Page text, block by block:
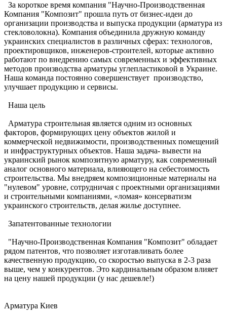
За короткое время компания "Научно-Производственная
Компания "Композит" прошла путь от бизнес-идеи до
организации производства и выпуска продукции (арматура из
стекловолокна). Компания объединила дружную команду
украинских специалистов в различных сферах: технологов,
проектировщиков, инженеров-строителей, которые активно
работают по внедрению самых современных и эффективных
методов производства арматуры углепластиковой в Украине.
Наша команда постоянно совершенствует производство,
улучшает продукцию и сервисы.
Наша цель
Арматура строительная является одним из основных
факторов, формирующих цену объектов жилой и
коммерческой недвижимости, производственных помещений
и инфраструктурных объектов. Наша задача- вывести на
украинский рынок композитную арматуру, как современный
аналог основного материала, влияющего на себестоимость
строительства. Мы внедряем композиционные материалы на
"нулевом" уровне, сотрудничая с проектными организациями
и строительными компаниями, «ломая» консерватизм
украинского строительств, делая жилье доступнее.
Запатентованные технологии
"Научно-Производственная Компания "Композит" обладает
рядом патентов, что позволяет изготавливать более
качественную продукцию, со скоростью выпуска в 2-3 раза
выше, чем у конкурентов. Это кардинальным образом влияет
на цену нашей продукции (у нас дешевле!)
Арматура Киев